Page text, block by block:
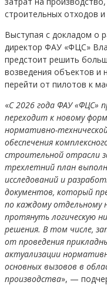
строительных отходов
Выступая с докладом о
директор ФАУ «ФЦС»
предстоит решить
возведения объектов и
перейти от пилотов к
«C 2026 года ФАУ «ФЦС»
переходит к новому
нормативно-
обеспечения
строительной отрасли
трехлетний план
исследований и
документов, который
по каждому отдельному
протянуть логическую
решения. В том числе,
от проведения
актуализации
основных вызовов в
производства», —